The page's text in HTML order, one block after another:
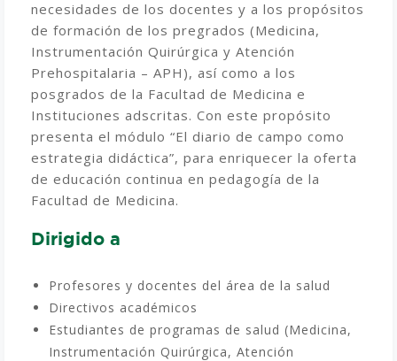
necesidades de los docentes y a los propósitos
de formación de los pregrados (Medicina,
Instrumentación Quirúrgica y Atención
Prehospitalaria – APH), así como a los
posgrados de la Facultad de Medicina e
Instituciones adscritas. Con este propósito
presenta el módulo “El diario de campo como
estrategia didáctica”, para enriquecer la oferta
de educación continua en pedagogía de la
Facultad de Medicina.
Dirigido a
Profesores y docentes del área de la salud
Directivos académicos
Estudiantes de programas de salud (Medicina,
Instrumentación Quirúrgica, Atención